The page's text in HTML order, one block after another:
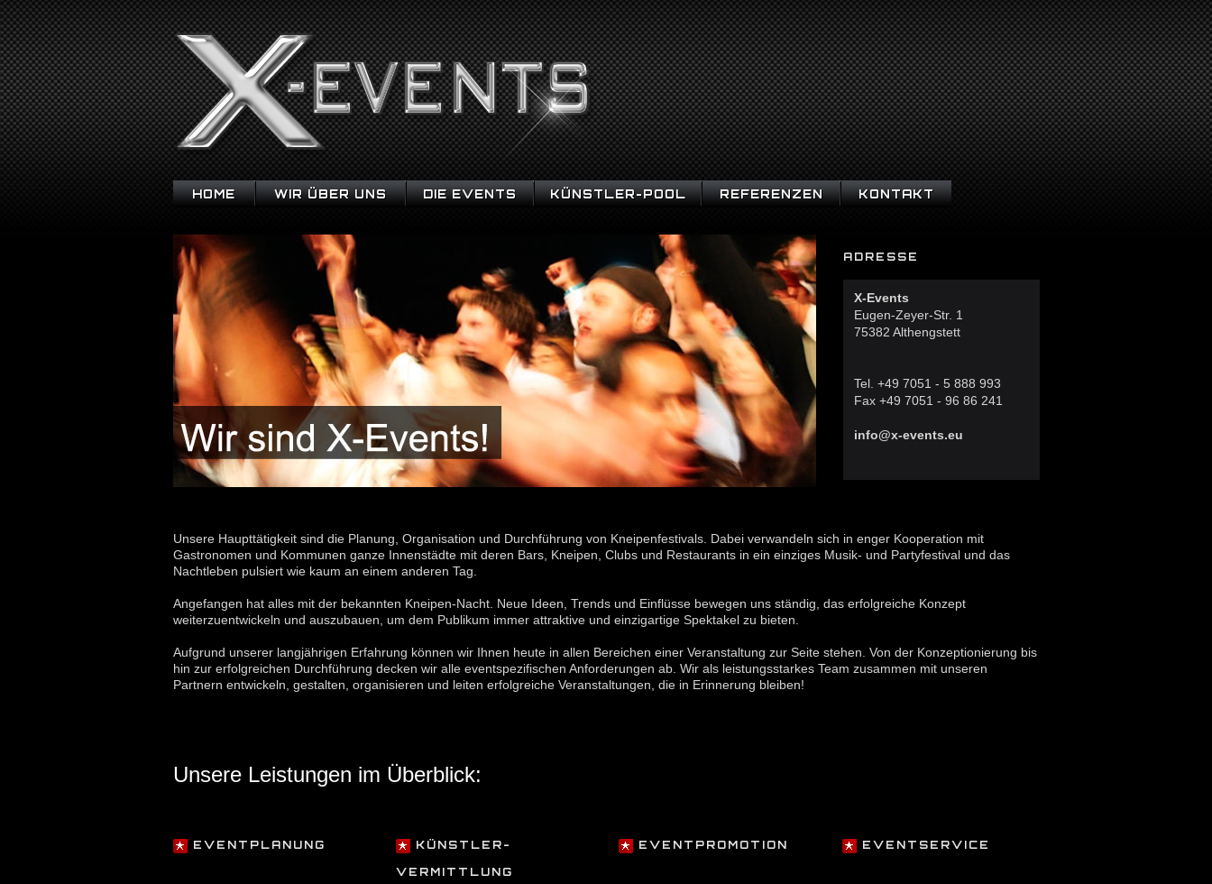
HOME WIR ÜBER UNS DIE EVENTS KÜNSTLER-POOL REFERENZEN KONTAKT
ADRESSE
X-Events
Eugen-Zeyer-Str. 1
75382 Althengstett
Tel. +49 7051 - 5 888 993
Fax +49 7051 - 96 86 241
info@x-events.eu
Unsere Haupttätigkeit sind die Planung, Organisation und Durchführung von Kneipenfestivals. Dabei verwandeln sich in enger Kooperation mit
Gastronomen und Kommunen ganze Innenstädte mit deren Bars, Kneipen, Clubs und Restaurants in ein einziges Musik- und Partyfestival und das
Nachtleben pulsiert wie kaum an einem anderen Tag.
Angefangen hat alles mit der bekannten Kneipen-Nacht. Neue Ideen, Trends und Einflüsse bewegen uns ständig, das erfolgreiche Konzept
weiterzuentwickeln und auszubauen, um dem Publikum immer attraktive und einzigartige Spektakel zu bieten.
Aufgrund unserer langjährigen Erfahrung können wir Ihnen heute in allen Bereichen einer Veranstaltung zur Seite stehen. Von der Konzeptionierung bis
hin zur erfolgreichen Durchführung decken wir alle eventspezifischen Anforderungen ab. Wir als leistungsstarkes Team zusammen mit unseren
Partnern entwickeln, gestalten, organisieren und leiten erfolgreiche Veranstaltungen, die in Erinnerung bleiben!
Unsere Leistungen im Überblick:
EVENTPLANUNG
KÜNSTLER-
VERMITTLUNG
EVENTPROMOTION EVENTSERVICE